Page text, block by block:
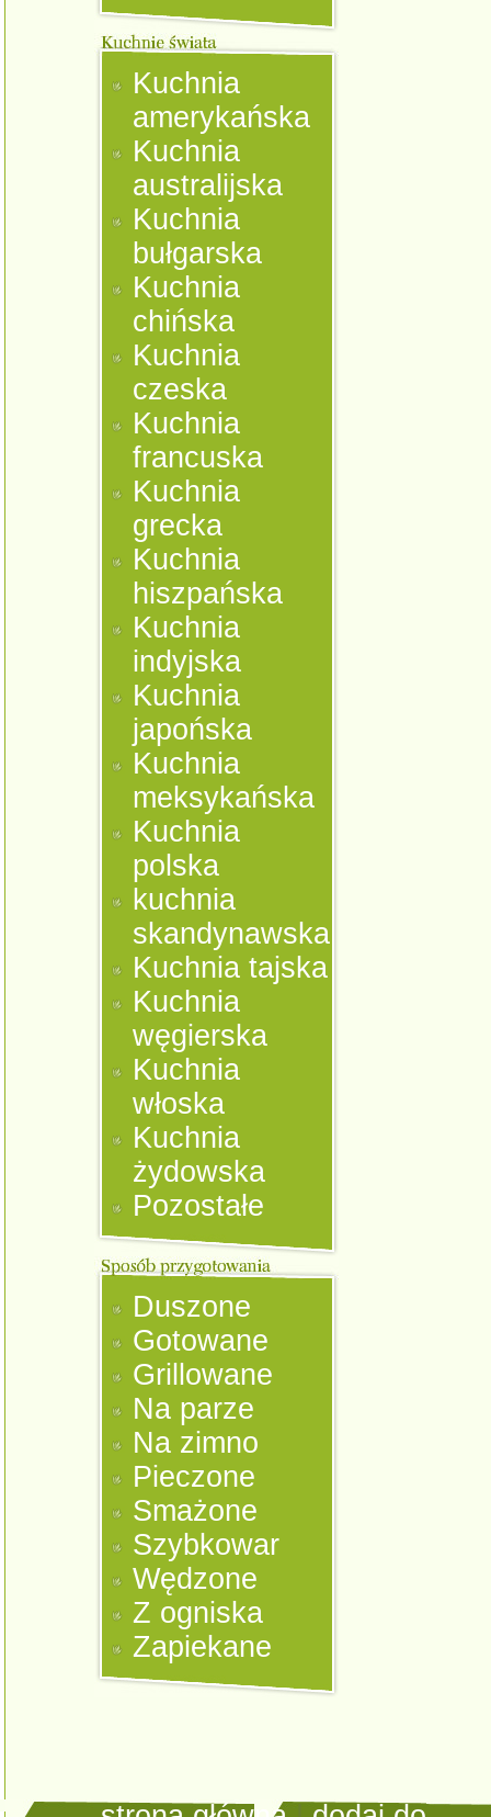
Kuchnia
amerykańska
Kuchnia
australijska
Kuchnia
bułgarska
Kuchnia
chińska
Kuchnia
czeska
Kuchnia
francuska
Kuchnia
grecka
Kuchnia
hiszpańska
Kuchnia
indyjska
Kuchnia
japońska
Kuchnia
meksykańska
Kuchnia
polska
kuchnia
skandynawska
Kuchnia tajska
Kuchnia
węgierska
Kuchnia
włoska
Kuchnia
żydowska
Pozostałe
Duszone
Gotowane
Grillowane
Na parze
Na zimno
Pieczone
Smażone
Szybkowar
Wędzone
Z ogniska
Zapiekane